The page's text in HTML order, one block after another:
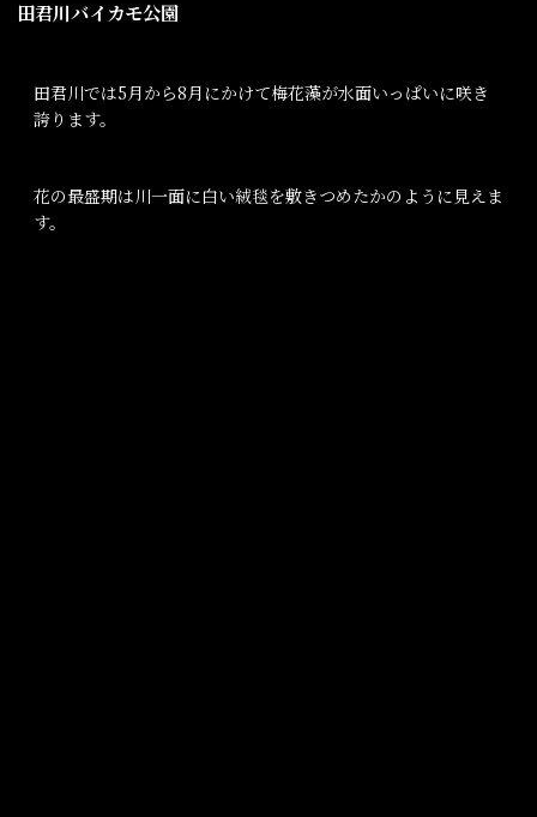
田君川バイカモ公園
田君川では5月から8月にかけて梅花藻が水面いっぱいに咲き
誇ります。
花の最盛期は川一面に白い絨毯を敷きつめたかのように見えま
す。